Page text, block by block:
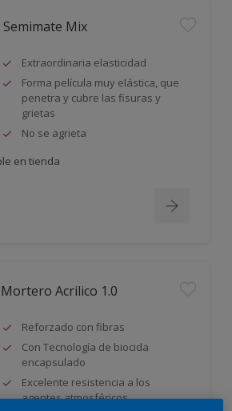
Mix
Extraordinaria elasticidad
Forma película muy elástica, que
penetra y cubre las fisuras y
grietas
No se agrieta
en tienda
Acrilico 1.0
Reforzado con fibras
Con Tecnología de biocida
encapsulado
Excelente resistencia a los
agentes atmosféricos